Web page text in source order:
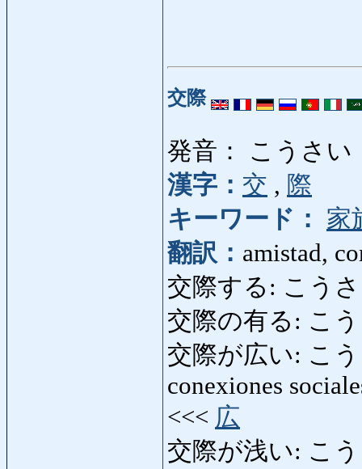
交際
発音： こうさい
漢字： 交 , 際
キーワード：
家
翻訳： amistad,
交際する: こうさ
交際の有る: こ
交際が広い: こ
conexiones
<<< 広
交際が浅い: こう